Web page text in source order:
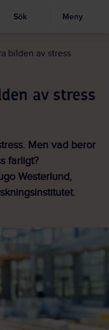
Visa sökruta
Sök Meny
bilden av stress
av stress
Men vad beror
farligt?
Westerlund,